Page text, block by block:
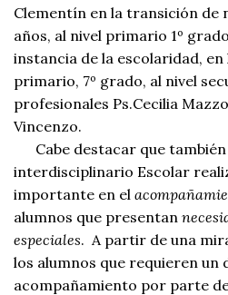
Clementín en la transición de
años, al nivel primario 1º
instancia de la escolaridad,
primario, 7º grado, al nivel
profesionales Ps.Cecilia
Vincenzo.
Cabe destacar que también
interdisciplinario Escolar
importante en el
alumnos que presentan
especiales. A partir de una
los alumnos que requieren un
acompañamiento por parte